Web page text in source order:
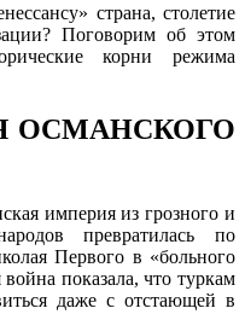
страна, столетие
Поговорим об этом
корни режима
ОСМАНСКОГО
империя из грозного и
превратилась по
Первого в «больного
показала, что туркам
даже с отстающей в